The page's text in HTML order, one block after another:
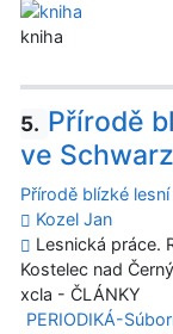
kniha
5. Přírodě
ve
Přírodě blízké
Kozel Jan
Lesnická práce.
Kostelec nad
xcla - ČLÁNKY
PERIODIKÁ-